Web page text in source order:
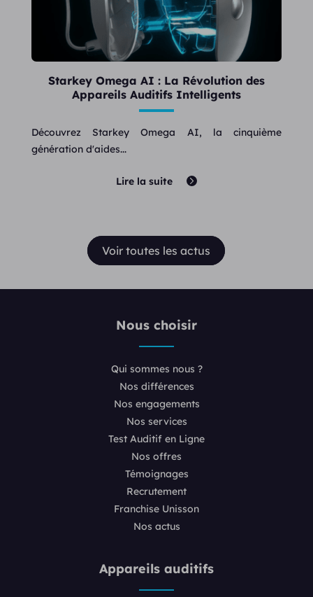
Starkey Omega AI : La Révolution des
Appareils Auditifs Intelligents
Découvrez Starkey Omega AI, la cinquième
génération d'aides...
Lire la suite
Voir toutes les actus
Nous choisir
Qui sommes nous ?
Nos différences
Nos engagements
Nos services
Test Auditif en Ligne
Nos offres
Témoignages
Recrutement
Franchise Unisson
Nos actus
Appareils auditifs